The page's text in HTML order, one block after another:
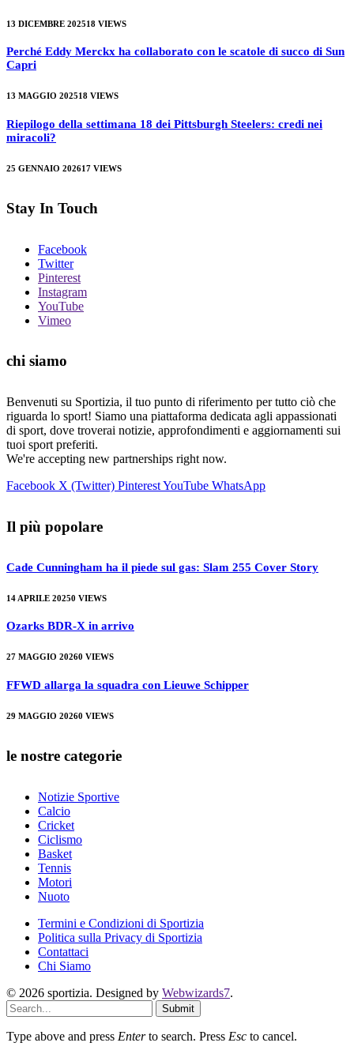
13 DICEMBRE 202518 VIEWS
Perché Eddy Merckx ha collaborato con le scatole di succo di Sun
Capri
13 MAGGIO 202518 VIEWS
Riepilogo della settimana 18 dei Pittsburgh Steelers: credi nei
miracoli?
25 GENNAIO 202617 VIEWS
Stay In Touch
Facebook
Twitter
Pinterest
Instagram
YouTube
Vimeo
chi siamo
Benvenuti su Sportizia, il tuo punto di riferimento per tutto ciò che
riguarda lo sport! Siamo una piattaforma dedicata agli appassionati
di sport, dove troverai notizie, approfondimenti e aggiornamenti sui
tuoi sport preferiti.
We're accepting new partnerships right now.
Facebook X (Twitter) PinterestYouTube WhatsApp
Il più popolare
Cade Cunningham ha il piede sul gas: Slam 255 Cover Story
14 APRILE 20250 VIEWS
Ozarks BDR-X in arrivo
27 MAGGIO 20260 VIEWS
FFWD allarga la squadra con Lieuwe Schipper
29 MAGGIO 20260 VIEWS
le nostre categorie
Notizie Sportive
Calcio
Cricket
Ciclismo
Basket
Tennis
Motori
Nuoto
Termini e Condizioni di Sportizia
Politica sulla Privacy di Sportizia
Contattaci
Chi Siamo
© 2026 sportizia. Designed by Webwizards7.
Submit
Type above and press Enterto search. Press Esc to cancel.